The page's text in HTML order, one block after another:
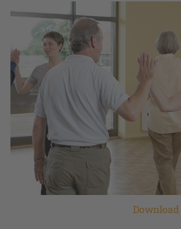
Download